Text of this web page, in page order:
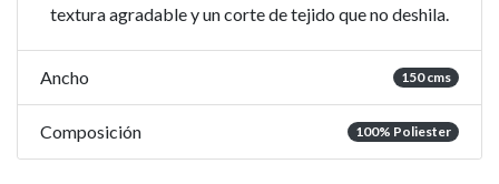
textura agradable y un corte de tejido que no deshila.
Ancho 150 cms
Composición 100% Poliester